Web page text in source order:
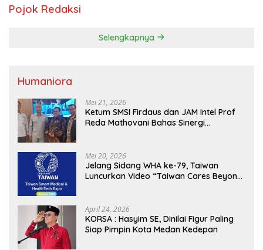
Pojok Redaksi
Selengkapnya
Humaniora
Mei 21, 2026
Ketum SMSI Firdaus dan JAM Intel Prof
Reda Mathovani Bahas Sinergi
MBG, Perkuat Pengawasan Program
Pemerintah
Mei 20, 2026
Jelang Sidang WHA ke-79, Taiwan
Luncurkan Video “Taiwan Cares Beyond
April 24, 2026
KORSA : Hasyim SE, Dinilai Figur Paling
Siap Pimpin Kota Medan Kedepan